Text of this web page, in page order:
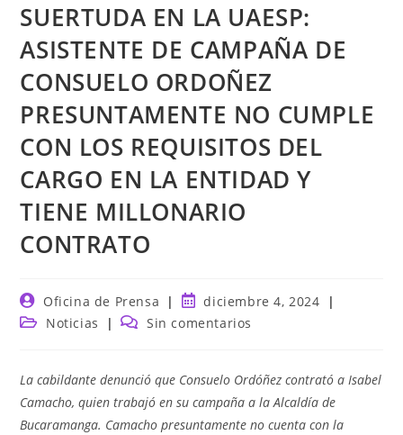
SUERTUDA EN LA UAESP:
ASISTENTE DE CAMPAÑA DE
CONSUELO ORDOÑEZ
PRESUNTAMENTE NO CUMPLE
CON LOS REQUISITOS DEL
CARGO EN LA ENTIDAD Y
TIENE MILLONARIO
CONTRATO
Autor
de
Oficina de Prensa
Publicación
de
diciembre 4, 2024
Categoría
entrada:
Noticias
Comentarios
entrada:
Sin comentarios
La cabildante denunció que Consuelo Ordóñez contrató a Isabel
Camacho, quien trabajó en su campaña a la Alcaldía de
Bucaramanga. Camacho presuntamente no cuenta con la